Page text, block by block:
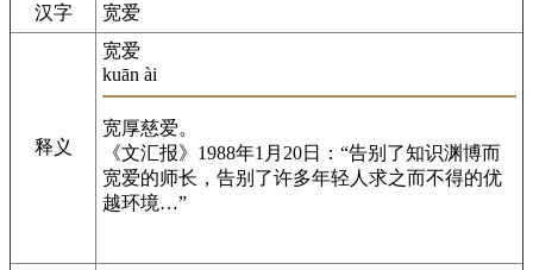
汉字 宽爱
释义
宽爱
kuān ài
宽厚慈爱。
《文汇报》1988年1月20日：“告别了知识渊博而
宽爱的师长，告别了许多年轻人求之而不得的优
越环境…”